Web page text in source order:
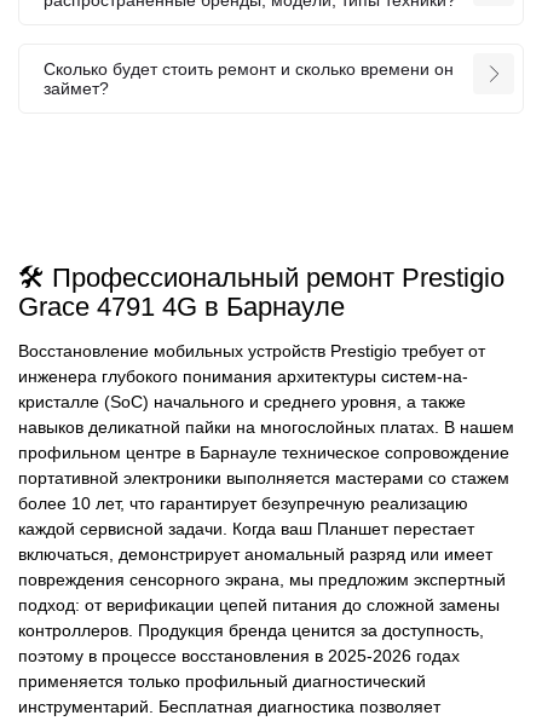
Сколько будет стоить ремонт и сколько времени он
займет?
🛠️ Профессиональный ремонт Prestigio
Grace 4791 4G в Барнауле
Восстановление мобильных устройств Prestigio требует от
инженера глубокого понимания архитектуры систем-на-
кристалле (SoC) начального и среднего уровня, а также
навыков деликатной пайки на многослойных платах. В нашем
профильном центре в Барнауле техническое сопровождение
портативной электроники выполняется мастерами со стажем
более 10 лет, что гарантирует безупречную реализацию
каждой сервисной задачи. Когда ваш Планшет перестает
включаться, демонстрирует аномальный разряд или имеет
повреждения сенсорного экрана, мы предложим экспертный
подход: от верификации цепей питания до сложной замены
контроллеров. Продукция бренда ценится за доступность,
поэтому в процессе восстановления в 2025-2026 годах
применяется только профильный диагностический
инструментарий. Бесплатная диагностика позволяет